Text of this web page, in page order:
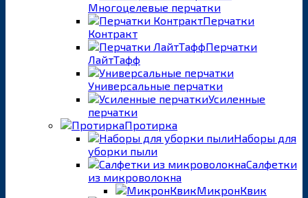
Многоцелевые перчатки
Перчатки
Контракт
Перчатки
ЛайтТафф
Универсальные перчатки
Усиленные
перчатки
Протирка
Наборы для
уборки пыли
Салфетки
из микроволокна
МикронКвик